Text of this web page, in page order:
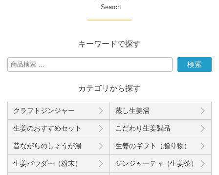
Search
キーワードで探す
検
索
検索
カテゴリから探す
クラフトジンジャー 蒸し生姜湯
生姜のおすすめセット こだわり生姜製品
昔ながらのしょうが湯 生姜のギフト（贈り物）
生姜パウダー（粉末） ジンジャーティ（生姜茶）